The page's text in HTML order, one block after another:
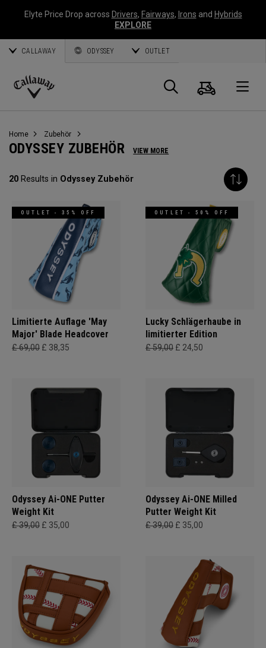
Elyte Price Drop across Drivers, Fairways, Irons and Hybrids
EXPLORE
CALLAWAY ODYSSEY OUTLET
Callaway
Suche
Home Zubehör
ODYSSEY ZUBEHÖR VIEW MORE
20 Results in Odyssey Zubehör
OUTLET - 35% OFF
Limitierte Auflage 'May
Major' Blade Headcover
£ 69,00 £ 38,35
OUTLET - 50% OFF
Lucky Schlägerhaube in
limitierter Edition
£ 59,00 £ 24,50
Odyssey Ai-ONE Putter
Weight Kit
£ 39,00 £ 35,00
Odyssey Ai-ONE Milled
Putter Weight Kit
£ 39,00 £ 35,00